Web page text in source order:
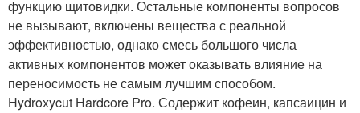
функцию щитовидки. Остальные компоненты вопросов
не вызывают, включены вещества с реальной
эффективностью, однако смесь большого числа
активных компонентов может оказывать влияние на
переносимость не самым лучшим способом.
Hydroxycut Hardcore Pro. Содержит кофеин, капсаицин и